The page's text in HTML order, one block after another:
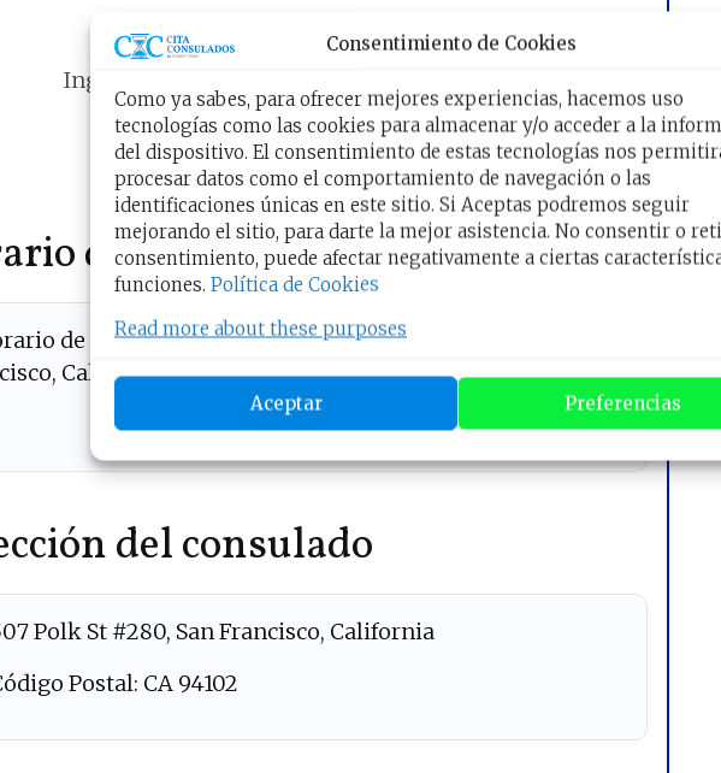
Consentimiento de Cookies
Como ya sabes, para ofrecer mejores experiencias, hacemos uso
tecnologías como las cookies para almacenar y/o acceder a la
del dispositivo. El consentimiento de estas tecnologías nos
procesar datos como el comportamiento de navegación o las
identificaciones únicas en este sitio. Si Aceptas podremos seguir
mejorando el sitio, para darte la mejor asistencia. No consentir o
consentimiento, puede afectar negativamente a ciertas
funciones. Política de Cookies
Read more about these purposes
Aceptar Preferencias
Reserva tu Cita Online
Ingrese por el enlace para ir al Sitio Oficial:
Reservar mi Cita
de Atención en el consulado
de Atención en el consulado de El Salvador en San
California es deLunes a Viernes de 7:30 am a 3:30
del consulado
Polk St #280, San Francisco, California
Postal: CA 94102